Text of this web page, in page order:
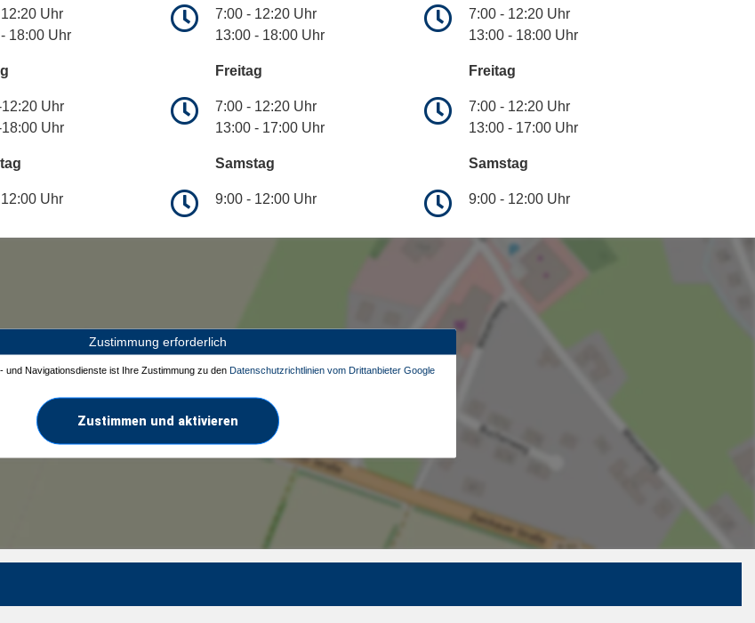
Uhr
18:00 Uhr
Uhr
Uhr
Uhr
7:00 - 12:20 Uhr
13:00 - 18:00 Uhr
Freitag
7:00 - 12:20 Uhr
13:00 - 17:00 Uhr
Samstag
9:00 - 12:00 Uhr
7:00 - 12:20 Uhr
13:00 - 18:00 Uhr
Freitag
7:00 - 12:20 Uhr
13:00 - 17:00 Uhr
Samstag
9:00 - 12:00 Uhr
Zustimmung erforderlich
und Navigationsdienste ist Ihre Zustimmung zu den Datenschutzrichtlinien vom Drittanbieter Google
Zustimmen und aktivieren